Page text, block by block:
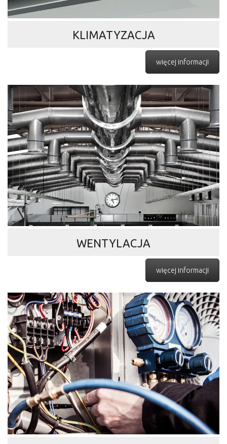
KLIMATYZACJA
więcej informacji
WENTYLACJA
więcej informacji